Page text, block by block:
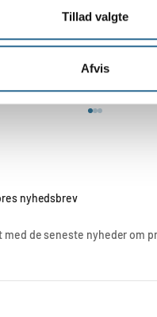
Tillad valgte
Afvis
Fri fragt fra 499,-
GLS pakkeshop fra 43,-
nyhedsbrev
med de seneste nyheder om